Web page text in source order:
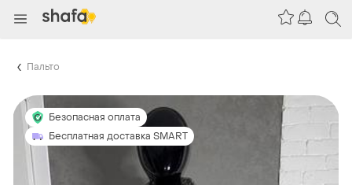
Пальто
Безопасная оплата
Бесплатная доставка SMART